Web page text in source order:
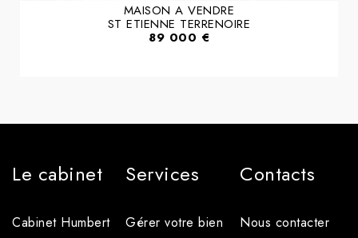
MAISON A VENDRE
ST ETIENNE TERRENOIRE
89 000 €
Le cabinet
Cabinet Humbert
Services
Gérer votre bien
Contacts
Nous contacter